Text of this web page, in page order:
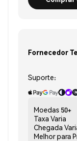
Fornecedor
Suporte:
Moedas 50+
Taxa Varia
Chegada
Melhor para